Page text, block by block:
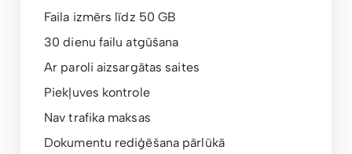
Faila izmērs līdz 50 GB
30 dienu failu atgūšana
Ar paroli aizsargātas saites
Piekļuves kontrole
Nav trafika maksas
Dokumentu rediģēšana pārlūkā